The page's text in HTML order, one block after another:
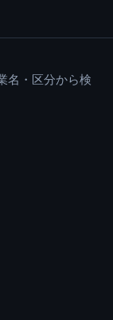
名・区分から検